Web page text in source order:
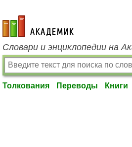
academic.ru
Словари и энциклопедии на
Толкования Переводы Книги